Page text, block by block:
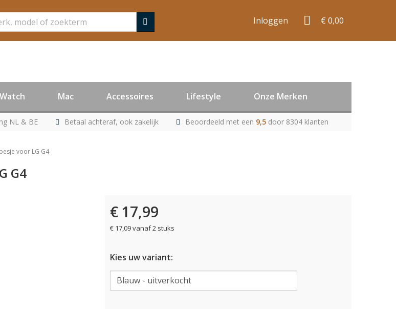
Inloggen € 0,00
Watch Mac Accessoires Lifestyle Onze Merken
NL & BE Betaal achteraf, ook zakelijk Beoordeeld met een 9,5 door 8304 klanten
voor LG G4
G4
€ 17,99
€ 17,09 vanaf 2 stuks
Kies uw variant: